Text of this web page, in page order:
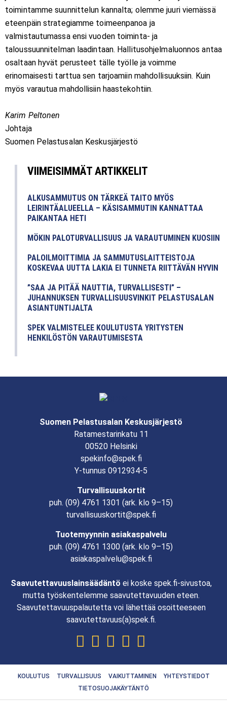
toimintamme suunnittelun kannalta; olemme juuri viemässä
eteenpäin strategiamme toimeenpanoa ja
valmistautumassa ensi vuoden toiminta- ja
taloussuunnitelman laadintaan. Hallitusohjelmaluonnos antaa
osaltaan hyvät perusteet tälle työlle ja voimme
erinomaisesti tarttua sen tarjoamiin mahdollisuuksiin. Kuin
myös varautua mahdollisiin haastekohtiin.
Karim Peltonen
Johtaja
Suomen Pelastusalan Keskusjärjestö
VIIMEISIMMÄT ARTIKKELIT
ALKUSAMMUTUS ON TÄRKEÄ TAITO MYÖS
LEIRINTÄALUEELLA – KÄSISAMMUTIN KANNATTAA
PAIKANTAA HETI
MÖKIN PALOTURVALLISUUS JA VARAUTUMINEN KUOSIIN
PALOILMOITTIMIA JA SAMMUTUSLAITTEISTOJA
KOSKEVAA UUTTA LAKIA EI TUNNETA RIITTÄVÄN HYVIN
”SAA JA PITÄÄ NAUTTIA, TURVALLISESTI” –
JUHANNUKSEN TURVALLISUUSVINKIT PELASTUSALAN
ASIANTUNTIJALTA
SPEK VALMISTELEE KOULUTUSTA YRITYSTEN
HENKILÖSTÖN VARAUTUMISESTA
Suomen Pelastusalan Keskusjärjestö
Ratamestarinkatu 11
00520 Helsinki
spekinfo@spek.fi
Y-tunnus 0912934-5
Turvallisuuskortit
puh. (09) 4761 1301 (ark. klo 9–15)
turvallisuuskortit@spek.fi
Tuotemyynnin asiakaspalvelu
puh. (09) 4761 1300 (ark. klo 9–15)
asiakaspalvelu@spek.fi
Saavutettavuuslainsäädäntö ei koske spek.fi-sivustoa,
mutta työskentelemme saavutettavuuden eteen.
Saavutettavuuspalautetta voi lähettää osoitteeseen
saavutettavuus(a)spek.fi.
KOULUTUS TURVALLISUUS VAIKUTTAMINEN
YHTEYSTIEDOT
TIETOSUOJAKÄYTÄNTÖ